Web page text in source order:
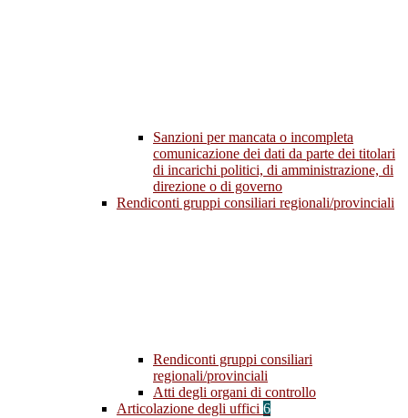
Sanzioni per mancata o incompleta
comunicazione dei dati da parte dei titolari
di incarichi politici, di amministrazione, di
direzione o di governo
Rendiconti gruppi consiliari regionali/provinciali
Rendiconti gruppi consiliari
regionali/provinciali
Atti degli organi di controllo
Articolazione degli uffici 6